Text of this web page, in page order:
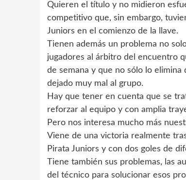
Quieren el título y no midieron
competitivo que, sin embargo,
Juniors en el comienzo de la llave.
Tienen además un problema no
jugadores al árbitro del encuentro
de semana y que no sólo lo
dejado muy mal al grupo.
Hay que tener en cuenta que se
reforzar al equipo y con amplia
Pero nos interesa mucho más
Viene de una victoria realmente
Pirata Juniors y con dos goles de
Tiene también sus problemas, las
del técnico para solucionar esos